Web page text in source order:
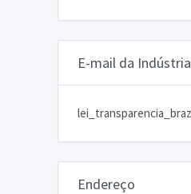
E-mail da Indústria
Endereço